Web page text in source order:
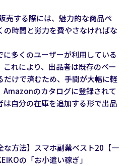
売する際には、魅力的な商品ペ
の時間と労力を費やさなければな
多くのユーザーが利用している
れにより、出品者は既存のペー
だけで済むため、手間が大幅に軽
Amazonのカタログに登録されて
は自分の在庫を追加する形で出品
な方法】スマホ副業ベスト20【一
の「お小遣い稼ぎ」